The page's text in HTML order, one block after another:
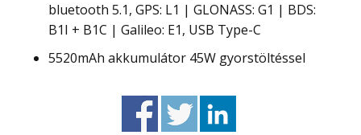
bluetooth 5.1, GPS: L1 | GLONASS: G1 | BDS:
B1I + B1C | Galileo: E1, USB Type-C
5520mAh akkumulátor 45W gyorstöltéssel